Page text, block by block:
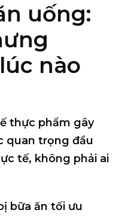
uống:
nào
thực phẩm gây
quan trọng đầu
tế, không phải ai
bữa ăn tối ưu